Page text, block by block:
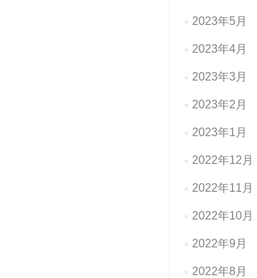
2023年5月
2023年4月
2023年3月
2023年2月
2023年1月
2022年12月
2022年11月
2022年10月
2022年9月
2022年8月